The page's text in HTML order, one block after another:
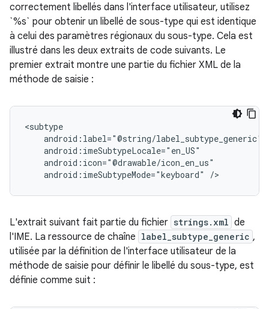
correctement libellés dans l'interface utilisateur, utilisez
`%s` pour obtenir un libellé de sous-type qui est identique
à celui des paramètres régionaux du sous-type. Cela est
illustré dans les deux extraits de code suivants. Le
premier extrait montre une partie du fichier XML de la
méthode de saisie :
android:imeSubtypeMode="keyboard"
/>
L'extrait suivant fait partie du fichier strings.xml de
l'IME. La ressource de chaîne label_subtype_generic ,
utilisée par la définition de l'interface utilisateur de la
méthode de saisie pour définir le libellé du sous-type, est
définie comme suit :